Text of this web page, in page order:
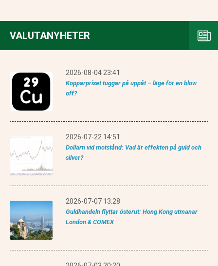
VALUTANYHETER
2026-08-04 23:41
Kopparpriset tuggar på uppåt – läge för en blow
off?
2026-07-22 14:51
Dollarn vid motstånd: Vad är effekten på guld och
silver?
2026-07-07 13:28
Guldhandeln flyttar österut: Hong Kong utmanar
London & COMEX